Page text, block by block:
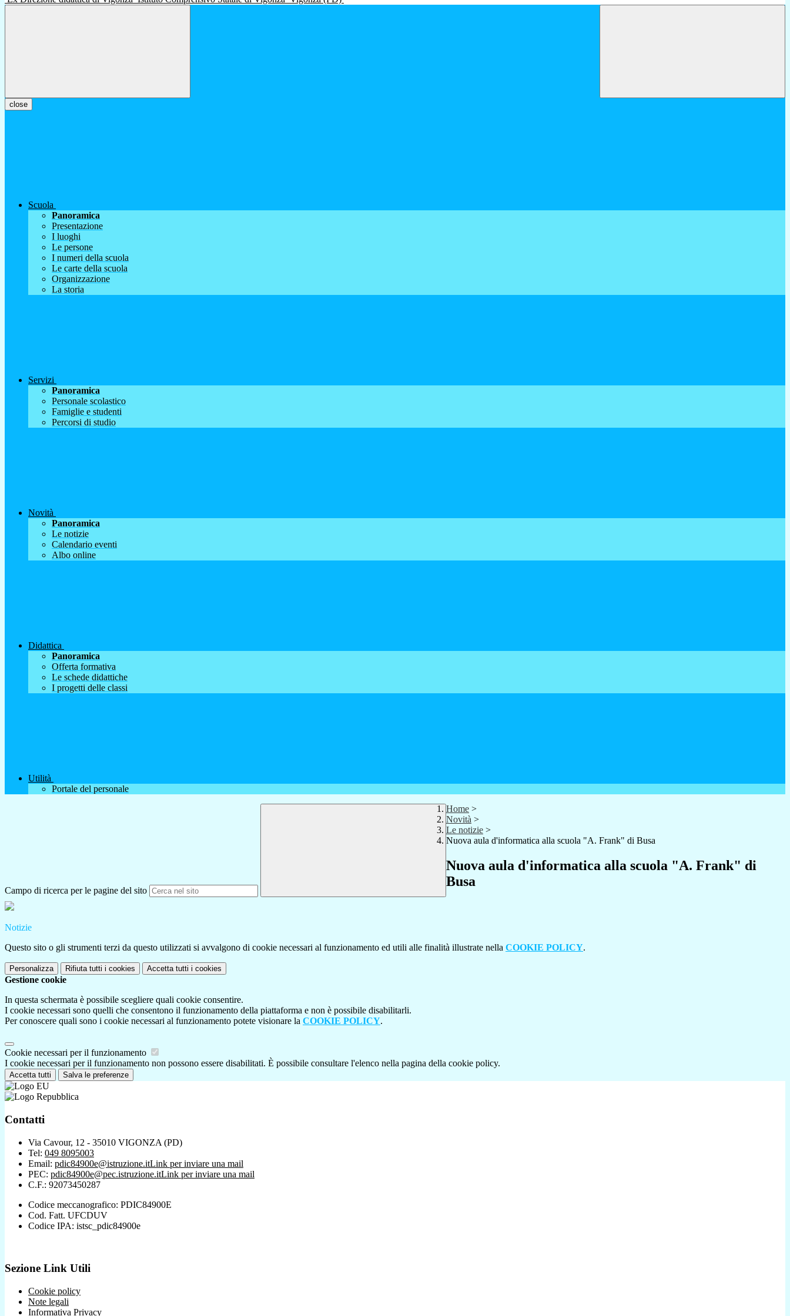
close
Scuola
Panoramica
Presentazione
I luoghi
Le persone
I numeri della scuola
Le carte della scuola
Organizzazione
La storia
Servizi
Panoramica
Personale scolastico
Famiglie e studenti
Percorsi di studio
Novità
Panoramica
Le notizie
Calendario eventi
Albo online
Didattica
Panoramica
Offerta formativa
Le schede didattiche
I progetti delle classi
Utilità
Portale del personale
Campo di ricerca per le pagine del sito
Home >
Novità >
Le notizie >
Nuova aula d'informatica alla scuola "A. Frank" di Busa
Nuova aula d'informatica alla scuola "A. Frank" di
Busa
Notizie
Questo sito o gli strumenti terzi da questo utilizzati si avvalgono di cookie necessari al funzionamento ed utili alle finalità illustrate nella COOKIE POLICY.
Personalizza Rifiuta tutti i cookies Accetta tutti i cookies
Gestione cookie
In questa schermata è possibile scegliere quali cookie consentire.
I cookie necessari sono quelli che consentono il funzionamento della piattaforma e non è possibile disabilitarli.
Per conoscere quali sono i cookie necessari al funzionamento potete visionare la COOKIE POLICY.
Cookie necessari per il funzionamento
I cookie necessari per il funzionamento non possono essere disabilitati. È possibile consultare l'elenco nella pagina della cookie policy.
Accetta tutti Salva le preferenze
Contatti
Via Cavour, 12 - 35010 VIGONZA (PD)
Tel: 049 8095003
Email: pdic84900e@istruzione.itLink per inviare una mail
PEC: pdic84900e@pec.istruzione.itLink per inviare una mail
C.F.: 92073450287
Codice meccanografico: PDIC84900E
Cod. Fatt. UFCDUV
Codice IPA: istsc_pdic84900e
Sezione Link Utili
Cookie policy
Note legali
Informativa Privacy